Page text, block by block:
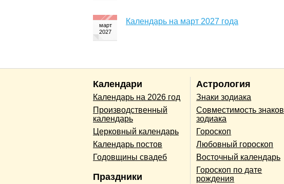
Календарь на март 2027 года
Календари
Календарь на 2026 год
Производственный
календарь
Церковный календарь
Календарь постов
Годовщины свадеб
Праздники
Астрология
Знаки зодиака
Совместимость знаков
зодиака
Гороскоп
Любовный гороскоп
Восточный календарь
Гороскоп по дате
рождения